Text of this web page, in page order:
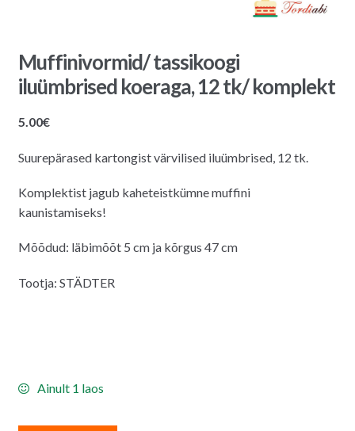
Muffinivormid/ tassikoogi
iluümbrised koeraga, 12 tk/ komplekt
5.00€
Suurepärased kartongist värvilised iluümbrised, 12 tk.
Komplektist jagub kaheteistkümne muffini
kaunistamiseks!
Mõõdud: läbimõõt 5 cm ja kõrgus 47 cm
Tootja: STÄDTER
Ainult 1 laos